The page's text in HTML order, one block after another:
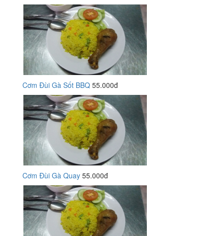
Cơm Đùi Gà Sốt BBQ 55.000đ
Cơm Đùi Gà Quay 55.000đ